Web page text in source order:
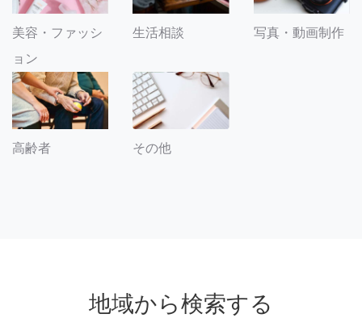
美容・ファッシ
ョン
生活相談 写真・動画制作
高齢者 その他
地域から検索する